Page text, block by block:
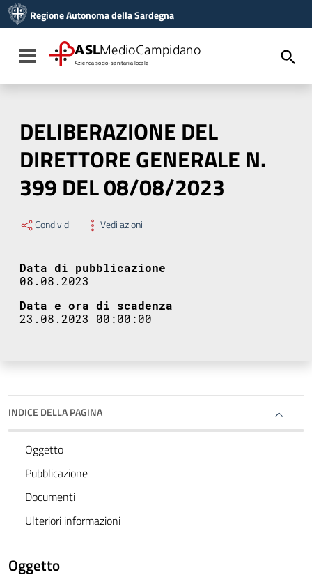
Vai al menu di navigazione
Vai al footer
Regione Autonoma della Sardegna
Toggle navigation
ASLMedioCampidano
Azienda socio-sanitaria locale
DELIBERAZIONE DEL
DIRETTORE GENERALE N.
399 DEL 08/08/2023
Condividi Vedi azioni
Data di pubblicazione
08.08.2023
Data e ora di scadenza
23.08.2023 00:00:00
INDICE DELLA PAGINA
Oggetto
Pubblicazione
Documenti
Ulteriori informazioni
Oggetto